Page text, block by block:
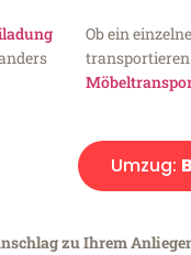
Ob ein
Umzug:
zu Ihrem